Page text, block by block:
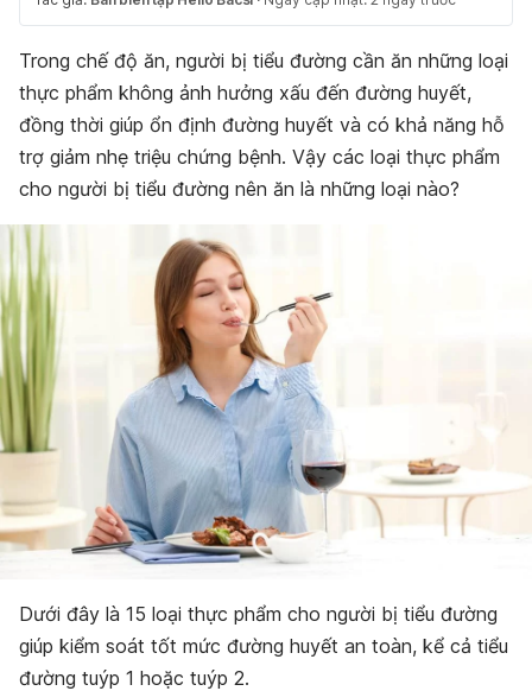
Trong chế độ ăn, người bị tiểu đường cần ăn những loại
thực phẩm không ảnh hưởng xấu đến đường huyết,
đồng thời giúp ổn định đường huyết và có khả năng hỗ
trợ giảm nhẹ triệu chứng bệnh. Vậy các loại thực phẩm
cho người bị tiểu đường nên ăn là những loại nào?
Dưới đây là 15 loại thực phẩm cho người bị tiểu đường
giúp kiểm soát tốt mức đường huyết an toàn, kể cả tiểu
đường tuýp 1 hoặc tuýp 2.